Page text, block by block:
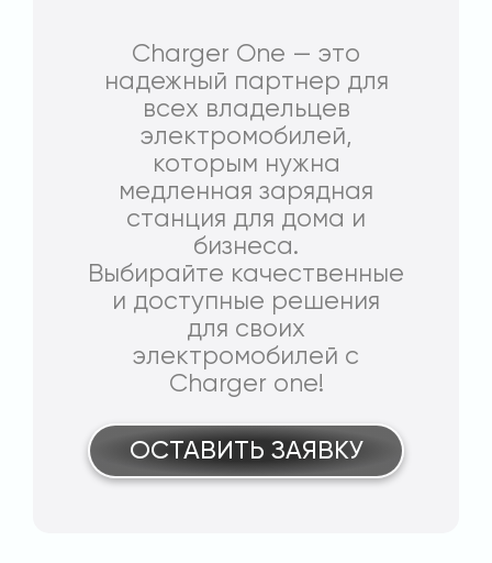
Charger One — это
надежный партнер для
всех владельцев
электромобилей,
которым нужна
медленная зарядная
станция для дома и
бизнеса.
Выбирайте качественные
и доступные решения
для своих
электромобилей с
Charger one!
ОСТАВИТЬ ЗАЯВКУ